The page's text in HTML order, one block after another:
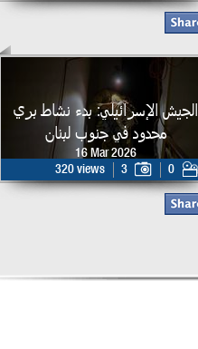
الجيش الإسرائيلي: بدء نشاط بري
محدود في جنوب لبنان
16 Mar 2026
320 views
3 0